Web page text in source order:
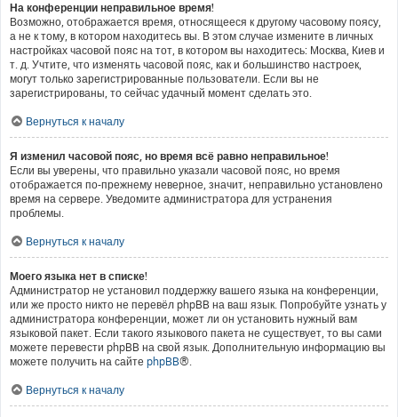
На конференции неправильное время!
Возможно, отображается время, относящееся к другому часовому поясу,
а не к тому, в котором находитесь вы. В этом случае измените в личных
настройках часовой пояс на тот, в котором вы находитесь: Москва, Киев и
т. д. Учтите, что изменять часовой пояс, как и большинство настроек,
могут только зарегистрированные пользователи. Если вы не
зарегистрированы, то сейчас удачный момент сделать это.
Вернуться к началу
Я изменил часовой пояс, но время всё равно неправильное!
Если вы уверены, что правильно указали часовой пояс, но время
отображается по-прежнему неверное, значит, неправильно установлено
время на сервере. Уведомите администратора для устранения
проблемы.
Вернуться к началу
Моего языка нет в списке!
Администратор не установил поддержку вашего языка на конференции,
или же просто никто не перевёл phpBB на ваш язык. Попробуйте узнать у
администратора конференции, может ли он установить нужный вам
языковой пакет. Если такого языкового пакета не существует, то вы сами
можете перевести phpBB на свой язык. Дополнительную информацию вы
можете получить на сайте phpBB®.
Вернуться к началу